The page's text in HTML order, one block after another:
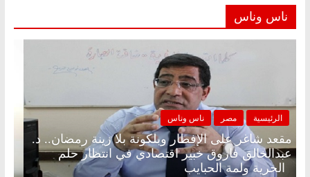
ناس وناس
الرئيسية مصر ناس وناس
مقعد شاغر على الإفطار وبلكونة بلا زينة رمضان.. د.
عبدالخالق فاروق خبير اقتصادي في انتظار حلم
الحرية ولمة الحبايب